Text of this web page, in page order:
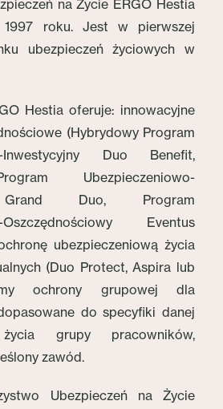
na Życie ERGO Hestia
roku. Jest w pierwszej
ubezpieczeń życiowych w
Hestia oferuje: innowacyjne
(Hybrydowy Program
Inwestycyjny Duo Benefit,
Ubezpieczeniowo-
Grand Duo, Program
Oszczędnościowy Eventus
ubezpieczeniową życia
(Duo Protect, Aspira lub
ochrony grupowej dla
do specyfiki danej
grupy pracowników,
zawód.
Ubezpieczeń na Życie